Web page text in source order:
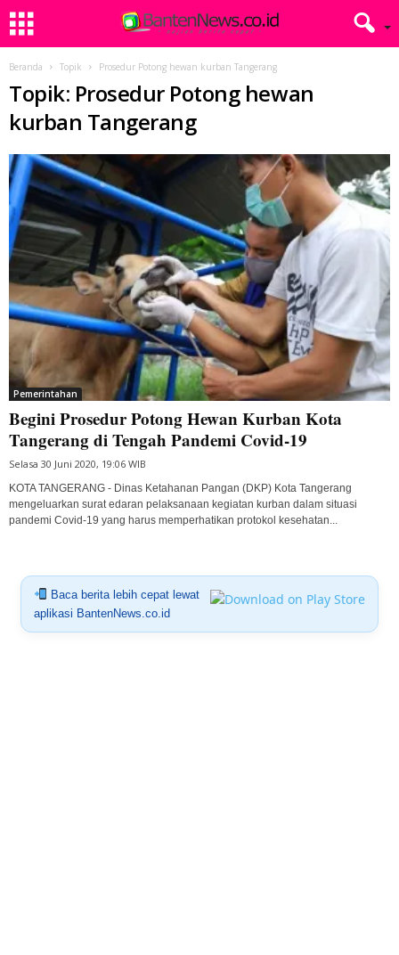
Beranda Topik Prosedur Potong hewan kurban Tangerang
Topik: Prosedur Potong hewan
kurban Tangerang
Pemerintahan
Begini Prosedur Potong Hewan Kurban Kota
Tangerang di Tengah Pandemi Covid-19
Selasa 30 Juni 2020, 19:06 WIB
KOTA TANGERANG - Dinas Ketahanan Pangan (DKP) Kota Tangerang
mengeluarkan surat edaran pelaksanaan kegiatan kurban dalam situasi
pandemi Covid-19 yang harus memperhatikan protokol kesehatan...
Baca berita lebih cepat lewat
aplikasi BantenNews.co.id